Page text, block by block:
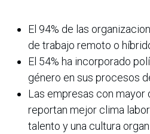
El 94% de las
de trabajo remoto o
El 54% ha incorporado
género en sus procesos
Las empresas con mayor
reportan mejor clima
talento y una cultura